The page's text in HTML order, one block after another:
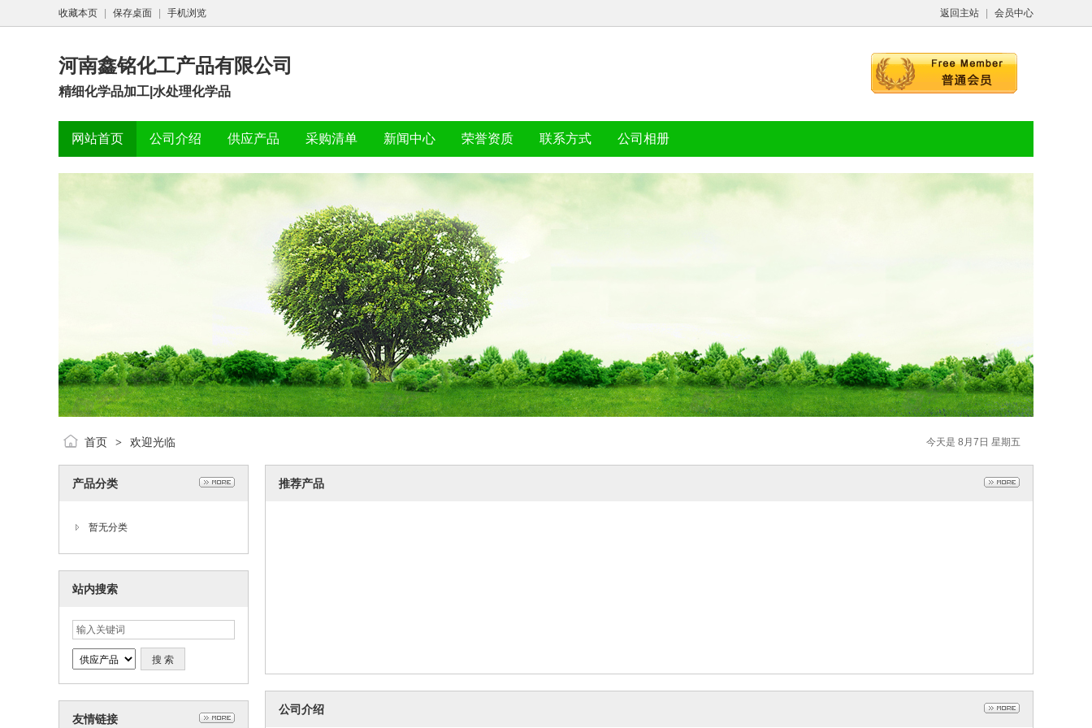
返回主站 会员中心
收藏本页 保存桌面 手机浏览
河南鑫铭化工产品有限公司
精细化学品加工|水处理化学品
网站首页 公司介绍 供应产品 采购清单 新闻中心 荣誉资质 联系方式 公司相册
今天是 8月7日 星期五
首页 > 欢迎光临
产品分类
暂无分类
站内搜索
友情链接
推荐产品
公司介绍